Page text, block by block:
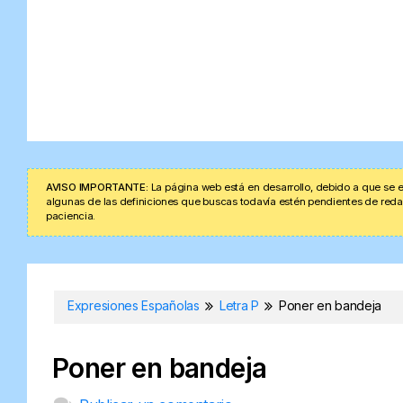
AVISO IMPORTANTE: La página web está en desarrollo, debido a que
algunas de las definiciones que buscas todavía estén pendientes de
paciencia.
Expresiones Españolas Letra P Poner en bandeja
Poner en bandeja